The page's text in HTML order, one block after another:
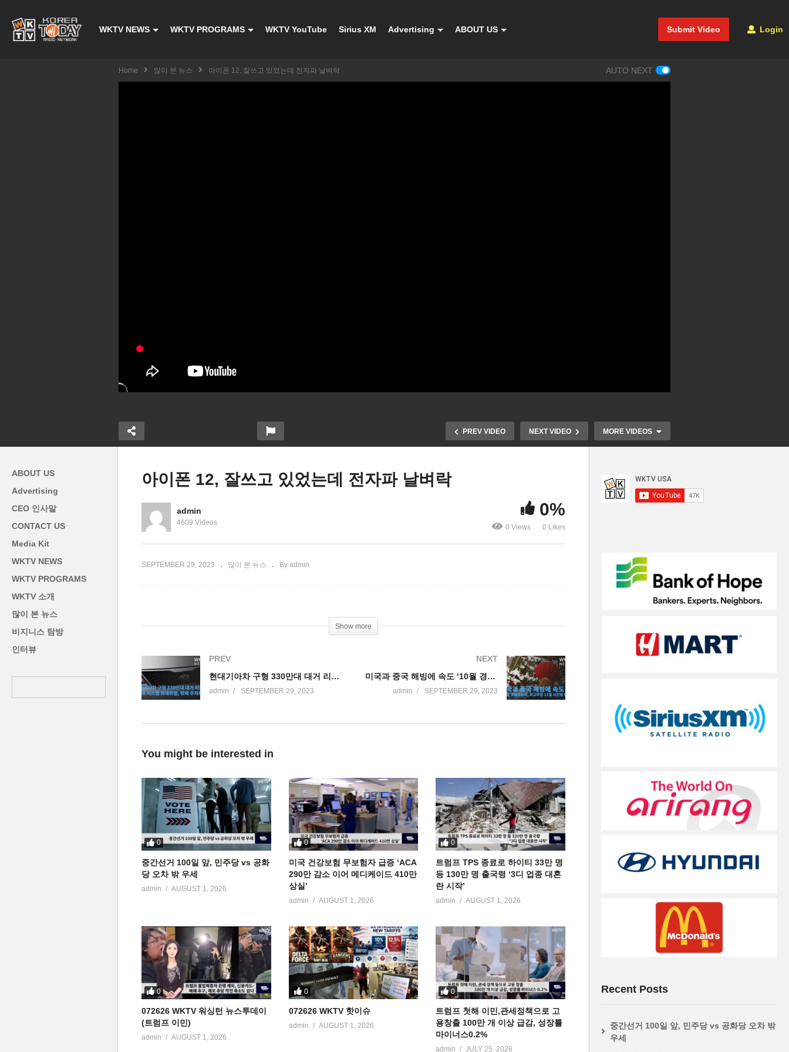
Submit Video Login
WKTV NEWS WKTV PROGRAMS WKTV YouTube Sirius XM Advertising ABOUT US
Home 많이 본 뉴스 아이폰 12, 잘쓰고 있었는데 전자파 날벼락 AUTO NEXT
PREV VIDEO NEXT VIDEO MORE VIDEOS
미국 PCE 물가 7월에 3.5%,
급등 피했다 ‘코어 PCE는 2년
만에 첫 4% 아래’
트럼프 ‘사업의 마스터 억만장
ABOUT US
Advertising
CEO 인사말
CONTACT US
Media Kit
WKTV NEWS
WKTV PROGRAMS
WKTV 소개
많이 본 뉴스
비지니스 탐방
인터뷰
아이폰 12, 잘쓰고 있었는데 전자파 날벼락
admin
4609 Videos
0%
0 Views 0 Likes
SEPTEMBER 29, 2023 많이 본 뉴스 By admin
Show more
PREV
현대기아차 구형 330만대 대거 리콜 ‘ABS 시스템 화재위험, 밖에 주차해야’
admin SEPTEMBER 29, 2023
NEXT
미국과 중국 해빙에 속도 ‘10월 경제부총리, 외교부장 11월 시진핑 방미’
admin SEPTEMBER 29, 2023
You might be interested in
0
중간선거 100일 앞, 민주당 vs 공화
당 오차 밖 우세
admin AUGUST 1, 2026
0
미국 건강보험 무보험자 급증 ‘ACA
290만 감소 이어 메디케이드 410만
상실’
admin AUGUST 1, 2026
0
트럼프 TPS 종료로 하이티 33만 명
등 130만 명 출국령 ‘3디 업종 대혼
란 시작’
admin AUGUST 1, 2026
0
072626 WKTV 워싱턴 뉴스투데이
(트럼프 이민)
admin AUGUST 1, 2026
0
072626 WKTV 핫이슈
admin AUGUST 1, 2026
0
트럼프 첫해 이민,관세정책으로 고
용창출 100만 개 이상 급감, 성장률
마이너스0.2%
admin JULY 25, 2026
Recent Posts
중간선거 100일 앞, 민주당 vs 공화당 오차 밖
우세